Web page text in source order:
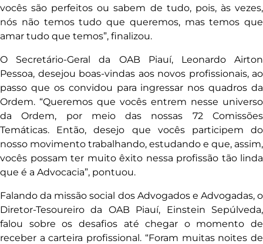
vocês são perfeitos ou sabem de tudo, pois, às vezes,
nós não temos tudo que queremos, mas temos que
amar tudo que temos”, finalizou.
O Secretário-Geral da OAB Piauí, Leonardo Airton
Pessoa, desejou boas-vindas aos novos profissionais, ao
passo que os convidou para ingressar nos quadros da
Ordem. “Queremos que vocês entrem nesse universo
da Ordem, por meio das nossas 72 Comissões
Temáticas. Então, desejo que vocês participem do
nosso movimento trabalhando, estudando e que, assim,
vocês possam ter muito êxito nessa profissão tão linda
que é a Advocacia”, pontuou.
Falando da missão social dos Advogados e Advogadas, o
Diretor-Tesoureiro da OAB Piauí, Einstein Sepúlveda,
falou sobre os desafios até chegar o momento de
receber a carteira profissional. “Foram muitas noites de